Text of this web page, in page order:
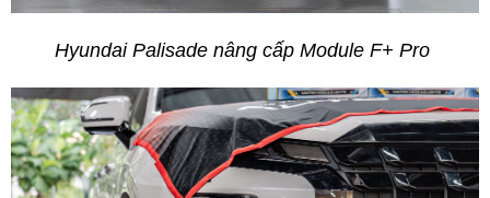
Hyundai Palisade nâng cấp Module F+ Pro